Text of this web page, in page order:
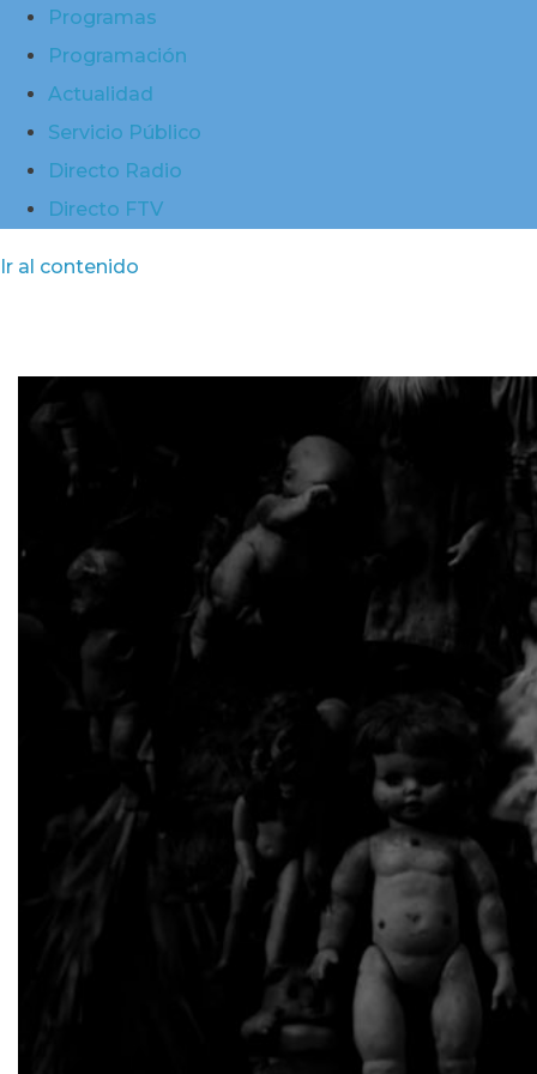
Programas
Programación
Actualidad
Servicio Público
Directo Radio
Directo FTV
Ir al contenido